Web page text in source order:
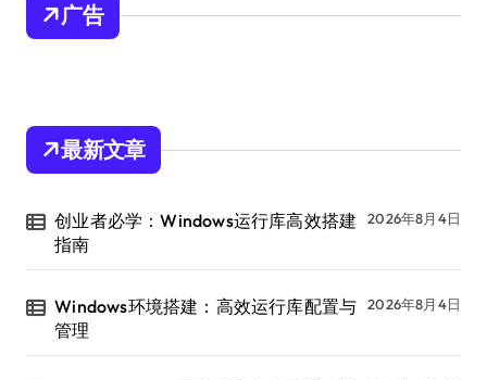
广告
最新文章
创业者必学：Windows运行库高效搭建
指南
2026年8月4日
Windows环境搭建：高效运行库配置与
管理
2026年8月4日